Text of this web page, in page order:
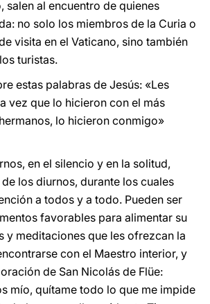
salen al encuentro de quienes
no solo los miembros de la Curia o
visita en el Vaticano, sino también
turistas.
estas palabras de Jesús: «Les
vez que lo hicieron con el más
lo hicieron conmigo»
en el silencio y en la solitud,
los diurnos, durante los cuales
a todos y a todo. Pueden ser
favorables para alimentar su
y meditaciones que les ofrezcan la
con el Maestro interior, y
de San Nicolás de Flüe:
mío, quítame todo lo que me impide